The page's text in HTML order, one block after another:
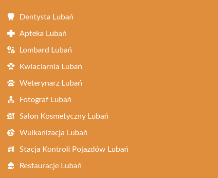
Dentysta Lubań
Apteka Lubań
Lombard Lubań
Kwiaciarnia Lubań
Weterynarz Lubań
Fotograf Lubań
Salon Kosmetyczny Lubań
Wulkanizacja Lubań
Stacja Kontroli Pojazdów Lubań
Restauracje Lubań